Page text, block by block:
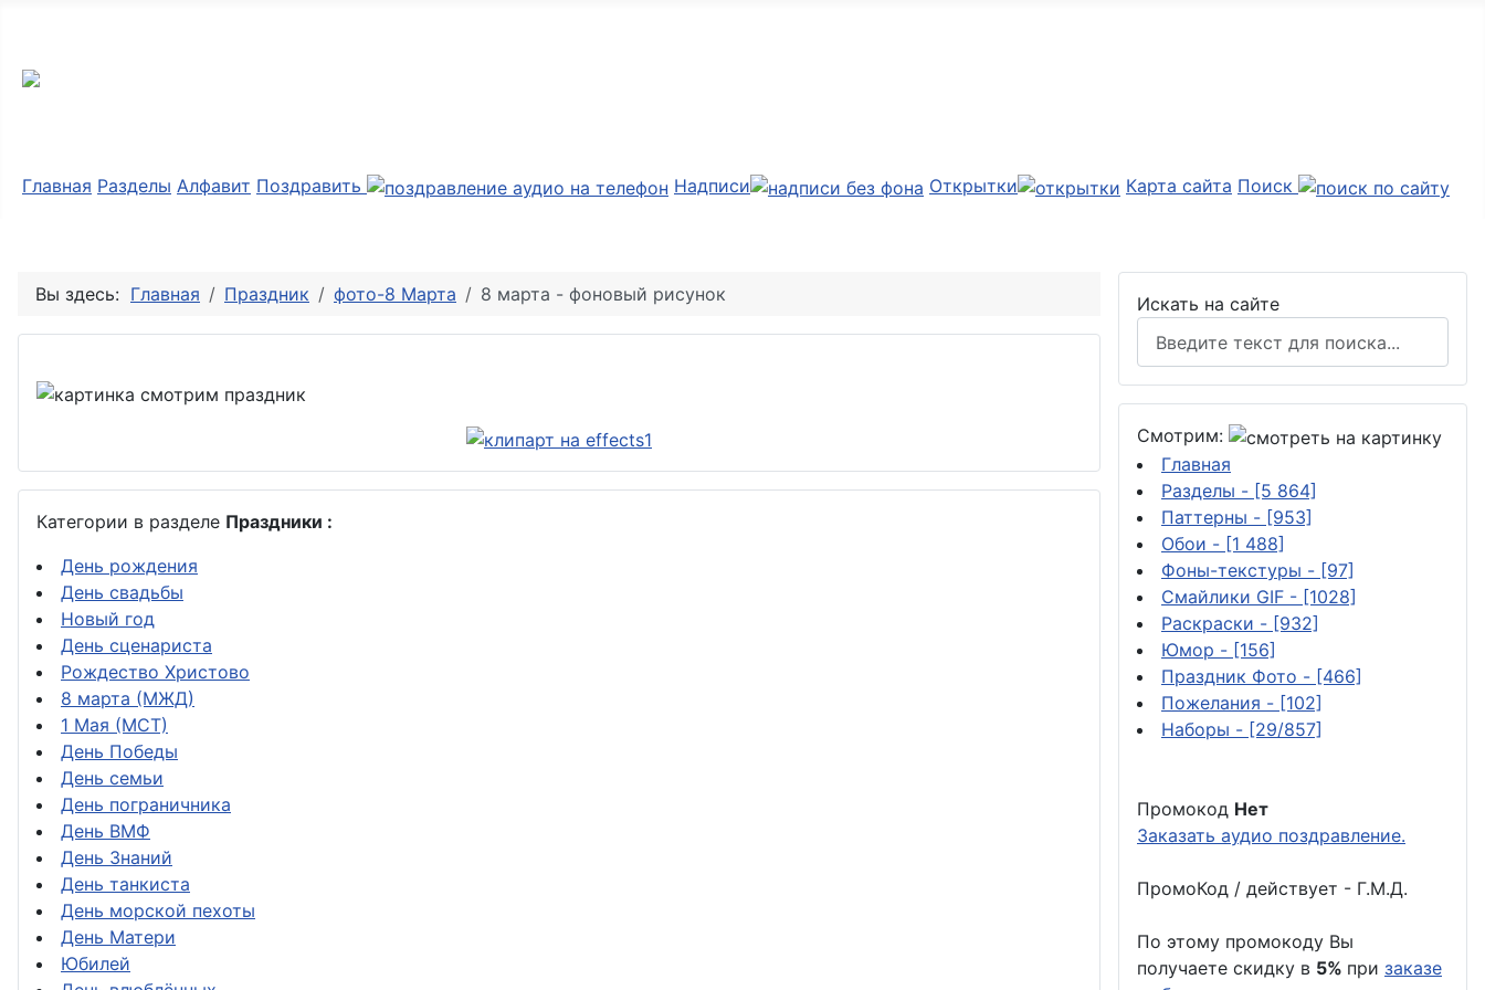
Главная Разделы Алфавит Поздравить Надписи Открытки Карта сайта Поиск
Вы здесь: Главная Праздник фото-8 Марта 8 марта - фоновый рисунок
Категории в разделе Праздники :
День рождения
День свадьбы
Новый год
День сценариста
Рождество Христово
8 марта (МЖД)
1 Мая (МСТ)
День Победы
День семьи
День пограничника
День ВМФ
День Знаний
День танкиста
День морской пехоты
День Матери
Юбилей
Искать на сайте
Смотрим:
Главная
Разделы - [5 864]
Паттерны - [953]
Обои - [1 488]
Фоны-текстуры - [97]
Смайлики GIF - [1028]
Раскраски - [932]
Юмор - [156]
Праздник Фото - [466]
Пожелания - [102]
Наборы - [29/857]
Промокод Нет
Заказать аудио поздравление.
ПромоКод / действует - Г.М.Д.
По этому промокоду Вы
получаете скидку в 5% при заказе